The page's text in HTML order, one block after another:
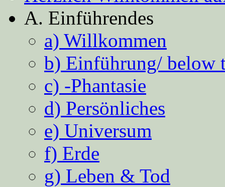
A. Einführendes
a) Willkommen
b) Einführung/ below
c) -Phantasie
d) Persönliches
e) Universum
f) Erde
g) Leben & Tod